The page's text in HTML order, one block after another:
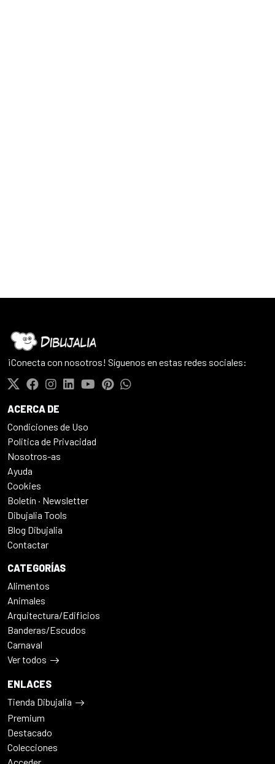
¡Conecta con nosotros! Síguenos en estas redes sociales:
ACERCA DE
Condiciones de Uso
Politica de Privacidad
Nosotros-as
Ayuda
Cookies
Boletín · Newsletter
Dibujalia Tools
Blog Dibujalia
Contactar
CATEGORÍAS
Alimentos
Animales
Arquitectura/Edificios
Banderas/Escudos
Carnaval
Ver todos
ENLACES
Tienda Dibujalia
Premium
Destacado
Colecciones
Acceder